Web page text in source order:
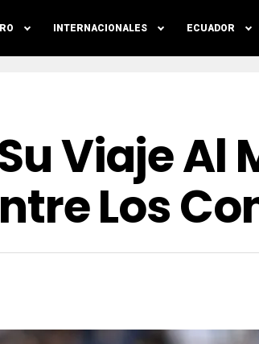
INTERNACIONALES ECUADOR
Viaje Al
Los